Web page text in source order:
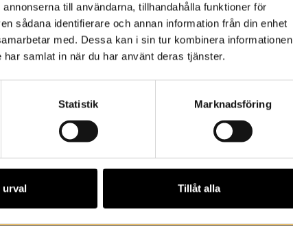
till användarna, tillhandahålla funktioner för
sådana identifierare och annan information från din enhet
med. Dessa kan i sin tur kombinera informationen
samlat in när du har använt deras tjänster.
Statistik Marknadsföring
urval Tillåt alla